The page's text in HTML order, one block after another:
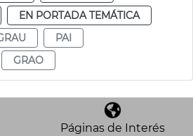
EN PORTADA TEMÁTICA
PAI
GRAO
Páginas de Interés